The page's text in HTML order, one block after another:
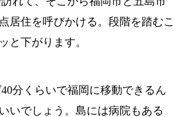
居住を呼びかける。段階を踏むこ
と下がります。
分くらいで福岡に移動できるん
いでしょう。島には病院もある